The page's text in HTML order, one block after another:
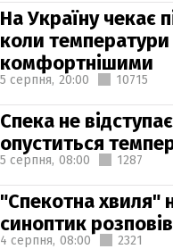
На Україну чекає
коли температури
комфортнішими
5 серпня, 20:00 10715
Спека не
опуститься
5 серпня, 08:00 1287
"Спекотна хвиля"
синоптик
4 серпня, 08:00 2321